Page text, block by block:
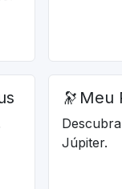
🔭 Meu
Júpiter.